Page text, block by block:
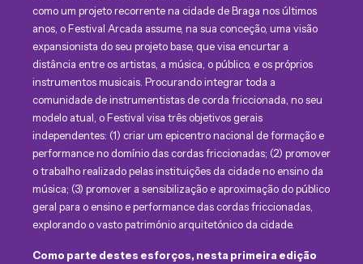
como um projeto recorrente na cidade de Braga nos últimos
anos, o Festival Arcada assume, na sua conceção, uma visão
expansionista do seu projeto base, que visa encurtar a
distância entre os artistas, a música, o público, e os próprios
instrumentos musicais. Procurando integrar toda a
comunidade de instrumentistas de corda friccionada, no seu
modelo atual, o Festival visa três objetivos gerais
independentes: (1) criar um epicentro nacional de formação e
performance no domínio das cordas friccionadas; (2) promover
o trabalho realizado pelas instituições da cidade no ensino da
música; (3) promover a sensibilização e aproximação do público
geral para o ensino e performance das cordas friccionadas,
explorando o vasto património arquitetónico da cidade.
Como parte destes esforços, nesta primeira edição